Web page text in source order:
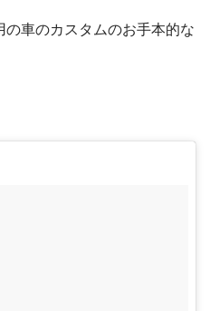
車のカスタムのお手本的な